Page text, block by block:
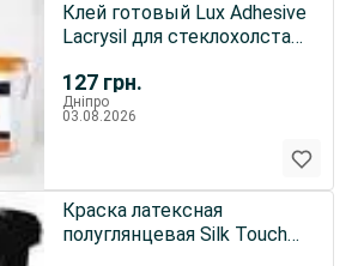
127 грн.
Клей готовый Lux Adhesive
Lacrysil для стеклохолста
Дніпро
03.08.2026
Краска латексная
полуглянцевая Silk Touch